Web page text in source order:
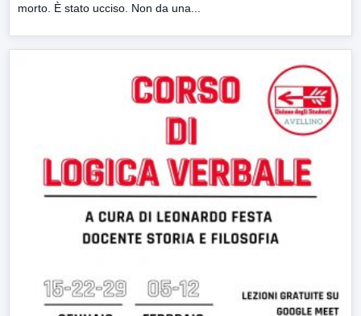
morto. È stato ucciso. Non da una...